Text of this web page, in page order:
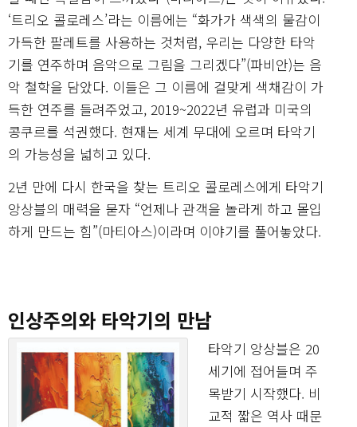
‘트리오 콜로레스’라는 이름에는 “화가가 색색의 물감이
가득한 팔레트를 사용하는 것처럼, 우리는 다양한 타악
기를 연주하며 음악으로 그림을 그리겠다”(파비안)는 음
악 철학을 담았다. 이들은 그 이름에 걸맞게 색채감이 가
득한 연주를 들려주었고, 2019~2022년 유럽과 미국의
콩쿠르를 석권했다. 현재는 세계 무대에 오르며 타악기
의 가능성을 넓히고 있다.
2년 만에 다시 한국을 찾는 트리오 콜로레스에게 타악기
앙상블의 매력을 묻자 “언제나 관객을 놀라게 하고 몰입
하게 만드는 힘”(마티아스)이라며 이야기를 풀어놓았다.
인상주의와 타악기의 만남
타악기 앙상블은 20
세기에 접어들며 주
목받기 시작했다. 비
교적 짧은 역사 때문